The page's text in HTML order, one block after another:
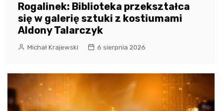
Rogalinek: Biblioteka przekształca
się w galerię sztuki z kostiumami
Aldony Talarczyk
Michał Krajewski 6 sierpnia 2026